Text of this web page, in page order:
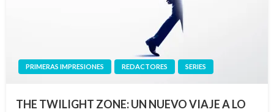
PRIMERAS IMPRESIONES REDACTORES SERIES
THE TWILIGHT ZONE: UN NUEVO VIAJE A LO